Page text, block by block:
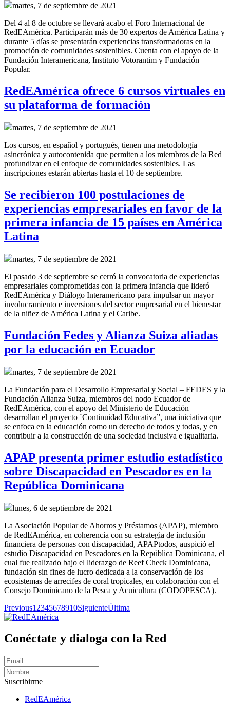
martes, 7 de septiembre de 2021
Del 4 al 8 de octubre se llevará acabo el Foro Internacional de
RedEAmérica. Participarán más de 30 expertos de América Latina y
durante 5 días se presentarán experiencias transformadoras en la
promoción de comunidades sostenibles. Cuenta con el apoyo de la
Fundación Interamericana, Instituto Votorantim y Fundación
Popular.
RedEAmérica ofrece 6 cursos virtuales en
su plataforma de formación
martes, 7 de septiembre de 2021
Los cursos, en español y portugués, tienen una metodología
asincrónica y autocontenida que permiten a los miembros de la Red
profundizar en el enfoque de comunidades sostenibles. Las
inscripciones estarán abiertas hasta el 10 de septiembre.
Se recibieron 100 postulaciones de
experiencias empresariales en favor de la
primera infancia de 15 países en América
Latina
martes, 7 de septiembre de 2021
El pasado 3 de septiembre se cerró la convocatoria de experiencias
empresariales comprometidas con la primera infancia que lideró
RedEAmérica y Diálogo Interamericano para impulsar un mayor
involucramiento e inversiones del sector empresarial en el bienestar
de la niñez de América Latina y el Caribe.
Fundación Fedes y Alianza Suiza aliadas
por la educación en Ecuador
martes, 7 de septiembre de 2021
La Fundación para el Desarrollo Empresarial y Social – FEDES y la
Fundación Alianza Suiza, miembros del nodo Ecuador de
RedEAmérica, con el apoyo del Ministerio de Educación
desarrollan el proyecto ¨Continuidad Educativa”, una iniciativa que
se enfoca en la educación como un derecho de todos y todas, y en
contribuir a la construcción de una sociedad inclusiva e igualitaria.
APAP presenta primer estudio estadístico
sobre Discapacidad en Pescadores en la
República Dominicana
lunes, 6 de septiembre de 2021
La Asociación Popular de Ahorros y Préstamos (APAP), miembro
de RedEAmérica, en coherencia con su estrategia de inclusión
financiera de personas con discapacidad, APAPtodos, auspició el
estudio Discapacidad en Pescadores en la República Dominicana, el
cual fue realizado bajo el liderazgo de Reef Check Dominicana,
fundación sin fines de lucro dedicada a la conservación de los
ecosistemas de arrecifes de coral tropicales, en colaboración con el
Consejo Dominicano de la Pesca y Acuicultura (CODOPESCA).
Previous1 2345678910SiguienteÚltima
Conéctate y dialoga con la Red
Suscribirme
RedEAmérica